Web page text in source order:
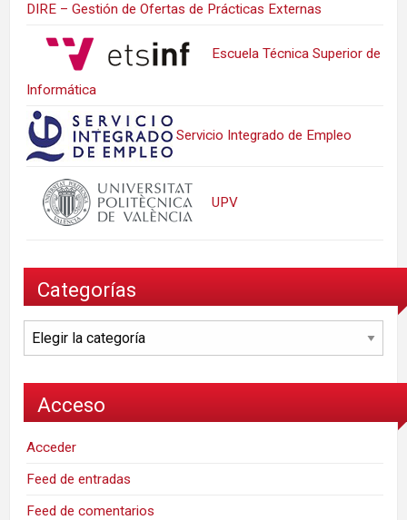
DIRE – Gestión de Ofertas de Prácticas Externas
Escuela Técnica Superior de
Informática
Servicio Integrado de Empleo
UPV
Categorías
Categorías
Acceso
Acceder
Feed de entradas
Feed de comentarios